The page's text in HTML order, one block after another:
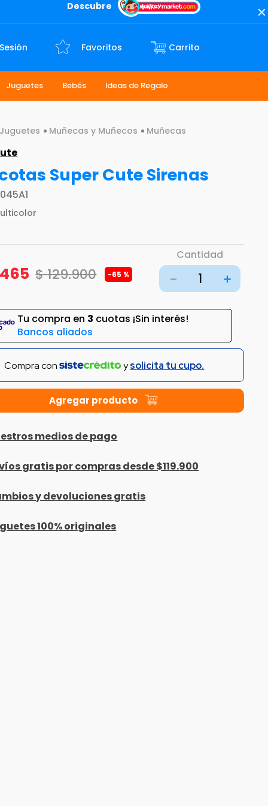
Descubre
Favoritos
Juguetes Bebés Ideas de Regalo
Juguetes Muñecas y Muñecos Muñecas
Super Cute Sirenas
465 $129.900 -65 %
Cantidad
＋
－
Tu compra en 3 cuotas ¡Sin interés!
Bancos aliados
Compra con ysolicita tu cupo.
medios de pago
gratis por compras desde $119.900
y devoluciones gratis
100% originales